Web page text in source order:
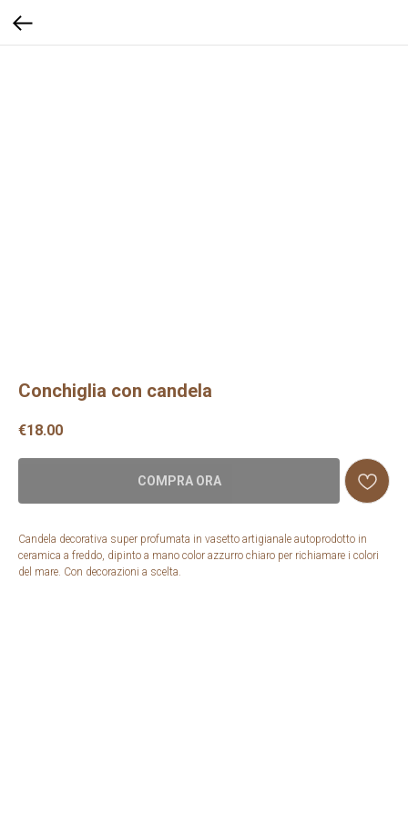
Conchiglia con candela
€18.00
COMPRA ORA
Candela decorativa super profumata in vasetto artigianale autoprodotto in
ceramica a freddo, dipinto a mano color azzurro chiaro per richiamare i colori
del mare. Con decorazioni a scelta.